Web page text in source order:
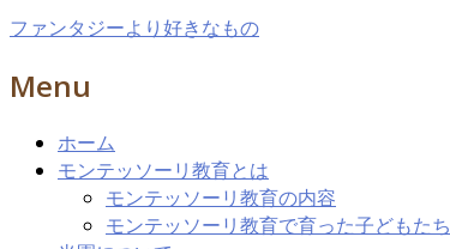
ファンタジーより好きなもの
Menu
ホーム
モンテッソーリ教育とは
モンテッソーリ教育の内容
モンテッソーリ教育で育った子どもたち